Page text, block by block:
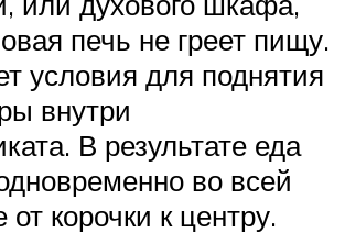
печь не греет пищу.
условия для поднятия
внутри
В результате еда
во всей
корочки к центру.